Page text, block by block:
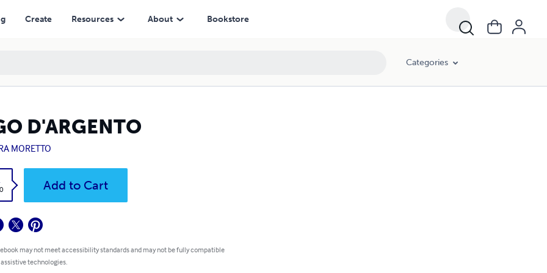
Create Resources About Bookstore
Categories
D'ARGENTO
MORETTO
Add to Cart
may not meet accessibility standards and may not be fully compatible
technologies.